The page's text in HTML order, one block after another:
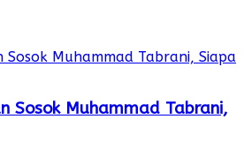
Sosok Muhammad Tabrani,